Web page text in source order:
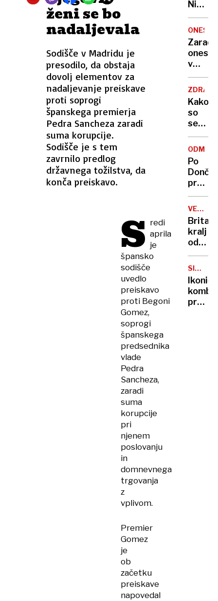
ženi se bo
nadaljevala
Sodišče v Madridu je
presodilo, da obstaja
dovolj elementov za
nadaljevanje preiskave
proti soprogi
španskega premierja
Pedra Sancheza zaradi
suma korupcije.
Sodišče je s tem
zavrnilo predlog
državnega tožilstva, da
konča preiskavo.
S redi
aprila
je
špansko
sodišče
uvedlo
preiskavo
proti Begoni
Gomez,
soprogi
španskega
predsednika
vlade
Pedra
Sancheza,
zaradi
suma
korupcije
pri
njenem
poslovanju
in
domnevnega
trgovanja
z
vplivom.
Premier
Gomez
je
ob
začetku
preiskave
napovedal
Nikoli
nisem
da je
to v
moji
sploh
Zaradi
v
delu
voda
Kako
so
se
cilji
vlade
Po
Karma
je
psica,
Nico
pa
njen
sin
VELIKA
kralj
zaradi
raka
SIMBOL
kombi